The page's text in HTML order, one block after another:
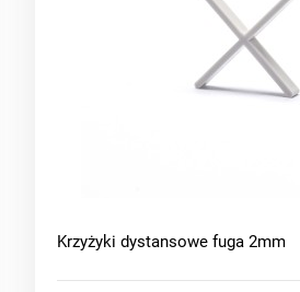
Krzyżyki dystansowe fuga 2mm